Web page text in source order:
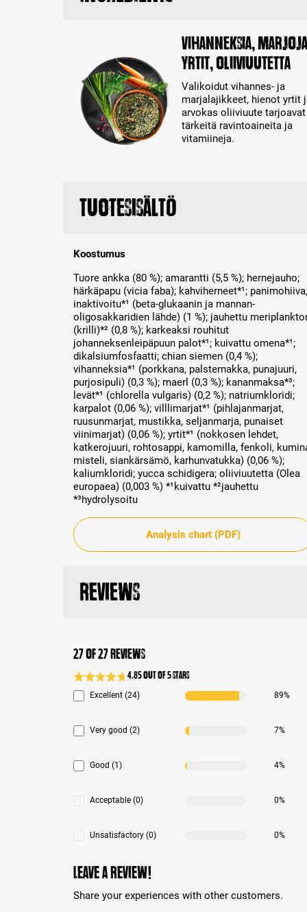
Vihanneksia,
yrtit, oliiviuutetta
Valikoidut vihannes- ja
marjalajikkeet, hienot yrtit
arvokas oliiviuute tarjoavat
tärkeitä ravintoaineita ja
vitamiineja.
Tuotesisältö
Koostumus
Tuore ankka (80 %); amarantti (5,5 %); hernejauho;
härkäpapu (vicia faba); kahviherneet*¹; panimohiiva,
inaktivoitu*¹ (beta-glukaanin ja mannan-
oligosakkaridien lähde) (1 %); jauhettu
(krilli)*² (0,8 %); karkeaksi rouhitut
johanneksenleipäpuun palot*¹; kuivattu omena*¹;
dikalsiumfosfaatti; chian siemen (0,4 %);
vihanneksia*¹ (porkkana, palsternakka, punajuuri,
purjosipuli) (0,3 %); maerl (0,3 %); kananmaksa*³;
levät*¹ (chlorella vulgaris) (0,2 %); natriumkloridi;
karpalot (0,06 %); villlimarjat*¹ (pihlajanmarjat,
ruusunmarjat, mustikka, seljanmarja, punaiset
viinimarjat) (0,06 %); yrtit*¹ (nokkosen lehdet,
katkerojuuri, rohtosappi, kamomilla, fenkoli,
misteli, siankärsämö, karhunvatukka) (0,06 %);
kaliumkloridi; yucca schidigera; oliiviuutetta (Olea
europaea) (0,003 %) *¹kuivattu *²jauhettu
*³hydrolysoitu
Analysis chart (PDF)
Reviews
27 of 27 reviews
Average rating 4.8 of 5 Stars
4.85 out of 5 stars
Excellent (24) 89%
Very good (2) 7%
Good (1) 4%
Acceptable (0) 0%
Unsatisfactory (0) 0%
Leave a review!
Share your experiences with other customers.